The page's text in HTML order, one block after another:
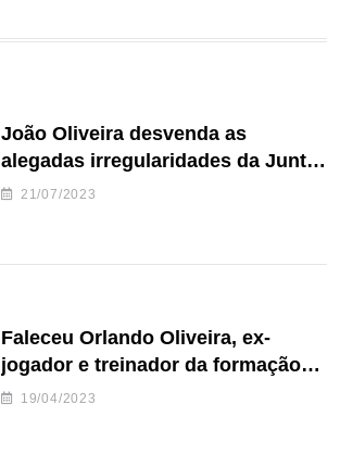
João Oliveira desvenda as
alegadas irregularidades da Junta
de Freguesia S. João de Ver
21/07/2023
Faleceu Orlando Oliveira, ex-
jogador e treinador da formação
de andebol do Feirense
19/04/2023